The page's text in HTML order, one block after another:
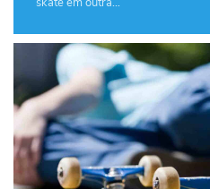
skate em outra…